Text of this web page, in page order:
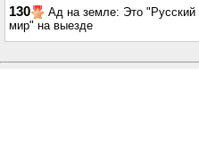
130
Ад на земле: Это "Русский
мир" на выезде